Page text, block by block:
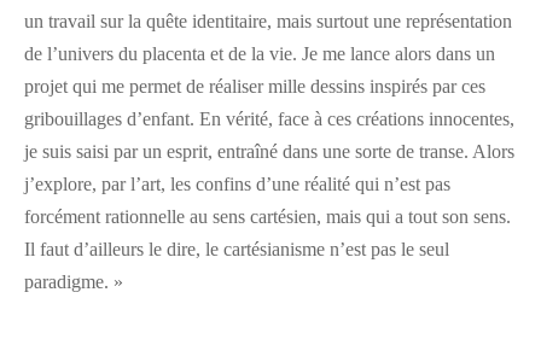
un travail sur la quête identitaire, mais surtout une représentation
de l’univers du placenta et de la vie. Je me lance alors dans un
projet qui me permet de réaliser mille dessins inspirés par ces
gribouillages d’enfant. En vérité, face à ces créations innocentes,
je suis saisi par un esprit, entraîné dans une sorte de transe. Alors
j’explore, par l’art, les confins d’une réalité qui n’est pas
forcément rationnelle au sens cartésien, mais qui a tout son sens.
Il faut d’ailleurs le dire, le cartésianisme n’est pas le seul
paradigme. »